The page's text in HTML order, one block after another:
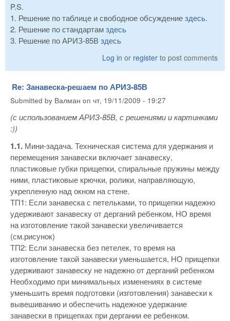
P.S.
1. Решение по таблице и свободное обсуждениездесь.
2. Решение по стандартамздесь
3. Решение по АРИЗ-85В здесь
Log in or register to post comments
Re: Занавеска-решаем по АРИЗ-85В
Submitted by Валман on чт, 19/11/2009 - 19:27
(с использованием АРИЗ-85В, с решениями и картинками
:))
1.1. Мини-задача. Техническая система для удержания и
перемещения занавески включает занавеску,
пластиковые губки прищепки, спиральные пружины между
ними, пластиковые крючки, ролики, направляющую,
укрепленную над окном на стене.
ТП1: Если занавеска с петельками, то прищепки надежно
удерживают занавеску от дерганий ребенком, НО время
на изготовление такой занавески увеличивается
(см.рисунок)
ТП2: Если занавеска без петелек, то время на
изготовление такой занавески уменьшается, НО прищепки
удерживают занавеску не надежно от дерганий ребенком
Необходимо при минимальных изменениях в системе
уменьшить время подготовки (изготовления) занавески к
вывешиванию и обеспечить надежное удержание
занавески в прищепках при дергании ее ребенком.